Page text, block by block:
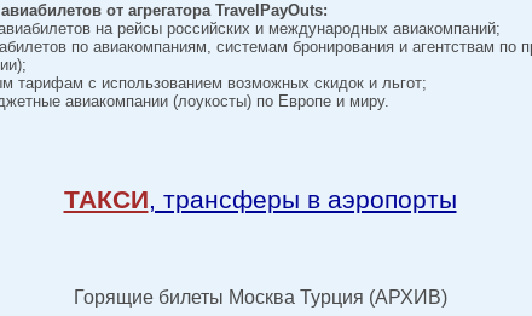
от агрегатора TravelPayOuts:
на рейсы российских и международных авиакомпаний;
по авиакомпаниям, системам бронирования и агентствам по
тарифам с использованием возможных скидок и льгот;
авиакомпании (лоукосты) по Европе и миру.
ТАКСИ, трансферы в аэропорты
Горящие билеты Москва Турция (АРХИВ)